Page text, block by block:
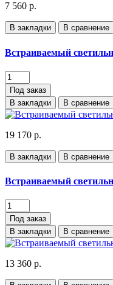
7 560 р.
В закладки В сравнение
Встраиваемый
Под заказ
В закладки
В сравнение
19 170 р.
В закладки В сравнение
Встраиваемый
Под заказ
В закладки
В сравнение
13 360 р.